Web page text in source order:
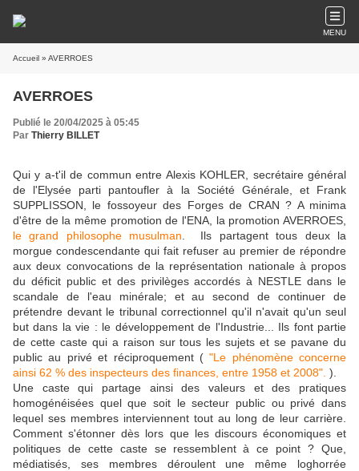
MENU
Accueil » AVERROES
AVERROES
Publié le 20/04/2025 à 05:45
Par Thierry BILLET
Qui y a-t'il de commun entre Alexis KOHLER, secrétaire général
de l'Elysée parti pantoufler à la Société Générale, et Frank
SUPPLISSON, le fossoyeur des Forges de CRAN ? A minima
d'être de la même promotion de l'ENA, la promotion AVERROES,
le grand philosophe musulman . Ils partagent tous deux la
morgue condescendante qui fait refuser au premier de répondre
aux deux convocations de la représentation nationale à propos
du déficit public et des privilèges accordés à NESTLE dans le
scandale de l'eau minérale; et au second de continuer de
prétendre devant le tribunal correctionnel qu'il n'avait qu'un seul
but dans la vie : le développement de l'Industrie... Ils font partie
de cette caste qui a raison sur tous les sujets et se pavane du
public au privé et réciproquement ("Le phénomène concerne
ainsi 62 % des inspecteurs des finances, entre 1958 et 2008". ).
Une caste qui partage ainsi des valeurs et des pratiques
homogénéisées quel que soit le secteur public ou privé dans
lequel ses membres interviennent tout au long de leur carrière.
Comment s'étonner dès lors que les discours économiques et
politiques de cette caste se ressemblent à ce point ? Que,
médiatisés, ses membres déroulent une même loghorrée